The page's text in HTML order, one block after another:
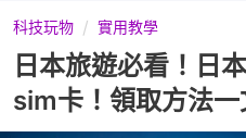
科技玩物 實用教學
日本旅遊必看！日
sim卡！領取方法一